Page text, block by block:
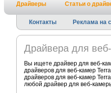
Драйверы Статьи о
Контакты Реклама на
Драйвера для
Вы ищете драйвер для веб-
драйверов для веб-камер
драйверов для веб-камер
любой драйвер для веб-